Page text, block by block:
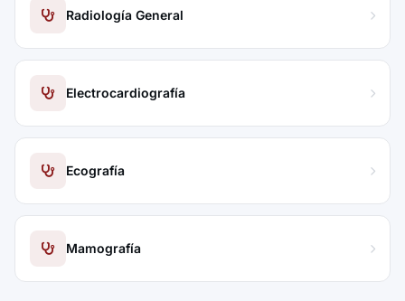
Radiología General
Electrocardiografía
Ecografía
Mamografía